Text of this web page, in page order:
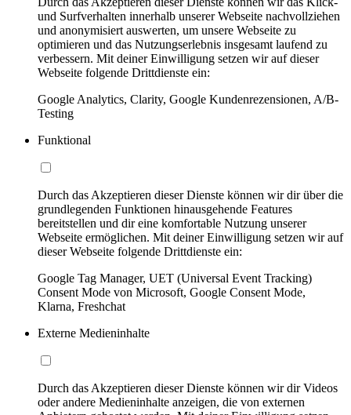
und Surfverhalten innerhalb unserer Webseite nachvollziehen
und anonymisiert auswerten, um unsere Webseite zu
optimieren und das Nutzungserlebnis insgesamt laufend zu
verbessern. Mit deiner Einwilligung setzen wir auf dieser
Webseite folgende Drittdienste ein:
Google Analytics, Clarity, Google Kundenrezensionen, A/B-
Testing
Funktional
Durch das Akzeptieren dieser Dienste können wir dir über die
grundlegenden Funktionen hinausgehende Features
bereitstellen und dir eine komfortable Nutzung unserer
Webseite ermöglichen. Mit deiner Einwilligung setzen wir auf
dieser Webseite folgende Drittdienste ein:
Google Tag Manager, UET (Universal Event Tracking)
Consent Mode von Microsoft, Google Consent Mode,
Klarna, Freshchat
Externe Medieninhalte
Durch das Akzeptieren dieser Dienste können wir dir Videos
oder andere Medieninhalte anzeigen, die von externen